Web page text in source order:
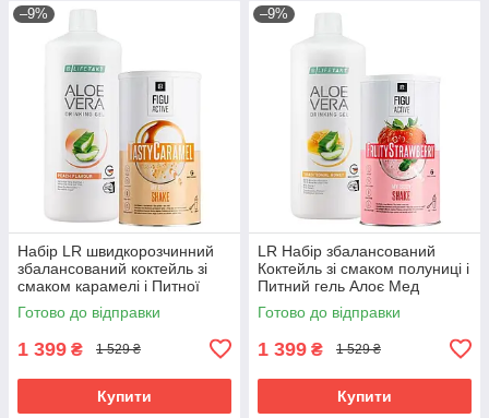
–9%
Набір LR швидкорозчинний
збалансований коктейль зі
смаком карамелі і Питної
гель Алое Персик
Готово до відправки
1 399 ₴ 1 529 ₴
Купити
–9%
LR Набір збалансований
Коктейль зі смаком полуниці і
Питний гель Алоє Мед
(Німеччина)
Готово до відправки
1 399 ₴ 1 529 ₴
Купити